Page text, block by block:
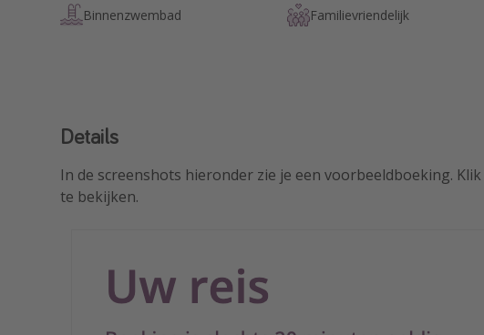
Binnenzwembad Familievriendelijk
Details
In de screenshots hieronder zie je een voorbeeldboeking.
te bekijken.